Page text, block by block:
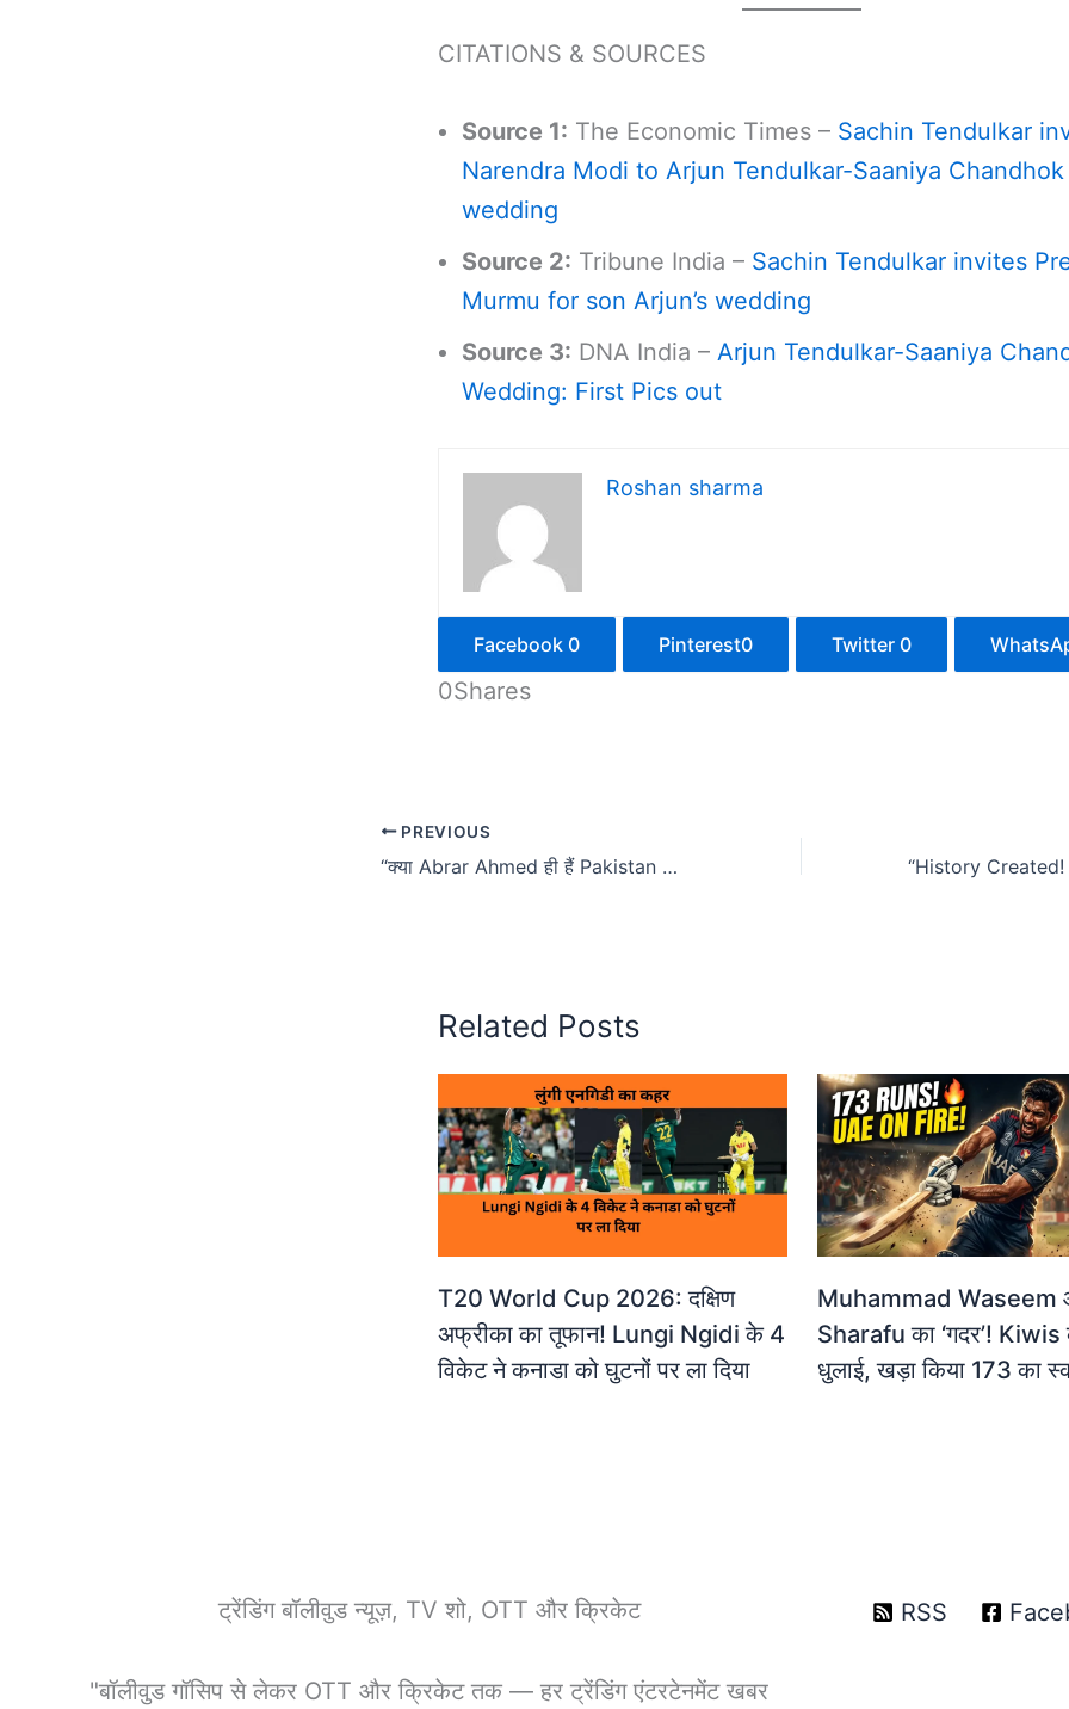
CITATIONS & SOURCES
Source 1: The Economic Times – Sachin Tendulkar
Narendra Modi to Arjun Tendulkar-Saaniya Chandhok
wedding
Source 2: Tribune India – Sachin Tendulkar invites
Murmu for son Arjun’s wedding
Source 3: DNA India – Arjun Tendulkar-Saaniya
Wedding: First Pics out
Roshan sharma
Facebook 0 Pinterest0 Twitter 0
0Shares
PREVIOUS
“क्या Abrar Ahmed ही हैं Pakistan की आखिरी उम्मीद? 🤔 India के Varun Chakravarthy से भी खतरनाक? 🔥”
Related Posts
T20 World Cup 2026: दक्षिण
अफ्रीका का तूफान! Lungi Ngidi के 4
विकेट ने कनाडा को घुटनों पर ला दिया
Muhammad Waseem
Sharafu का ‘गदर’!
धुलाई, खड़ा किया 173 का
ट्रेंडिंग बॉलीवुड न्यूज़, TV शो, OTT और क्रिकेट
"बॉलीवुड गॉसिप से लेकर OTT और क्रिकेट तक — हर ट्रेंडिंग एंटरटेनमेंट खबर
RSS